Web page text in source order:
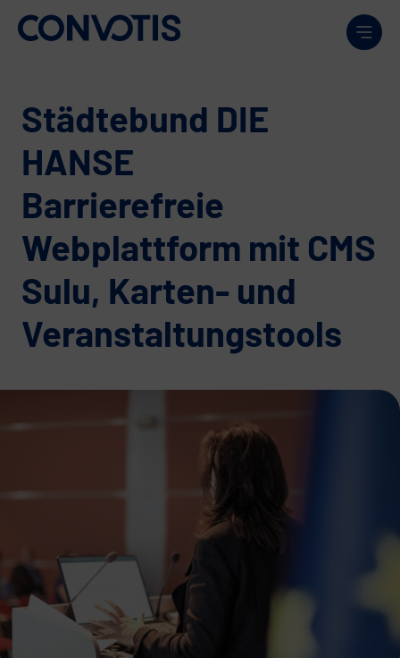
Weiter zum Inhalt
Städtebund DIE
HANSE
Barrierefreie
Webplattform mit CMS
Sulu, Karten- und
Veranstaltungstools